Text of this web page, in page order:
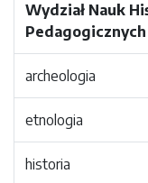
Wydział Nauk
Pedagogicznych
archeologia
etnologia
historia